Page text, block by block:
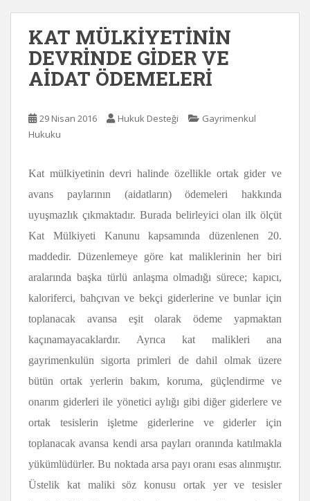
KAT MÜLKİYETİNİN
DEVRİNDE GİDER VE
AİDAT ÖDEMELERİ
29 Nisan 2016 Hukuk Desteği
Gayrimenkul
Hukuku
Kat mülkiyetinin devri halinde özellikle ortak gider ve
avans paylarının (aidatların) ödemeleri hakkında
uyuşmazlık çıkmaktadır. Burada belirleyici olan ilk ölçüt
Kat Mülkiyeti Kanunu kapsamında düzenlenen 20.
maddedir. Düzenlemeye göre kat maliklerinin her biri
aralarında başka türlü anlaşma olmadığı sürece; kapıcı,
kaloriferci, bahçıvan ve bekçi giderlerine ve bunlar için
toplanacak avansa eşit olarak ödeme yapmaktan
kaçınamayacaklardır. Ayrıca kat malikleri ana
gayrimenkulün sigorta primleri de dahil olmak üzere
bütün ortak yerlerin bakım, koruma, güçlendirme ve
onarım giderleri ile yönetici aylığı gibi diğer giderlere ve
ortak tesislerin işletme giderlerine ve giderler için
toplanacak avansa kendi arsa payları oranında katılmakla
yükümlüdürler. Bu noktada arsa payı oranı esas alınmıştır.
Üstelik kat maliki söz konusu ortak yer ve tesisler